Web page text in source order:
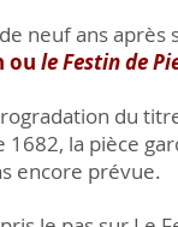
neuf ans
ou le Festin de
du
la pièce
encore prévue.